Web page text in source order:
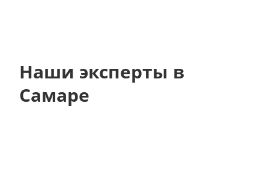
Наши эксперты в
Самаре